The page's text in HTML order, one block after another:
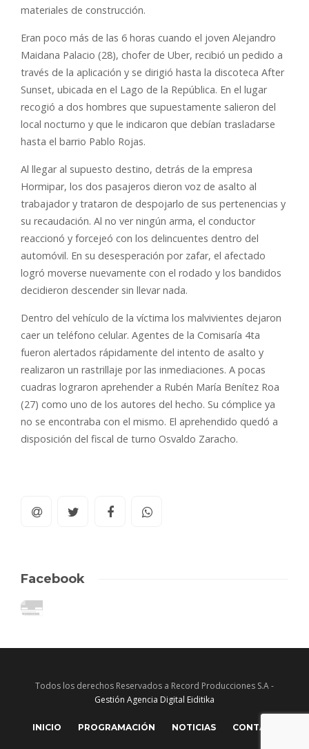
materiales de construcción.
Eran poco más de las 6 horas cuando el joven Alejandro
Maidana Palacio (28), chofer de Uber, recibió un pedido a
través de la aplicación y se dirigió hasta la discoteca After
Sunset, ubicada en el Lago de la República. En el lugar
recogió a dos hombres que supuestamente salieron del
local nocturno y que le indicaron que debían trasladarse
hasta el barrio Pablo Rojas.
Al llegar al supuesto destino, detrás de la empresa
Hormipar, los dos pasajeros dieron voz de asalto al
trabajador y trataron de despojarlo de sus pertenencias y
su recaudación. Al no ver ningún arma, el conductor
reaccionó y forcejeó con los delincuentes dentro del
automóvil. En su desesperación por zafar, el afectado
logró moverse nuevamente con el rodado y los bandidos
decidieron descender sin llevar nada.
Dentro del vehículo de la víctima los malvivientes dejaron
caer un teléfono celular. Agentes de la Comisaría 4ta
fueron alertados rápidamente del intento de asalto y
realizaron un rastrillaje por las inmediaciones. A pocas
cuadras lograron aprehender a Rubén María Benítez Roa
(27) como uno de los autores del hecho. Su cómplice ya
no se encontraba con el mismo. El aprehendido quedó a
disposición del fiscal de turno Osvaldo Zaracho.
Facebook
Todos los derechos Reservados a Record Producciones S.A -
Gestión Agencia Digital Eiditika
INICIO PROGRAMACIÓN NOTICIAS CONTACTO